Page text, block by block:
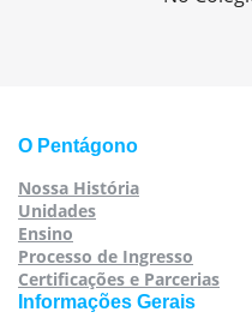
O Pentágono
Nossa História
Unidades
Ensino
Processo de Ingresso
Certificações e Parcerias
Informações Gerais